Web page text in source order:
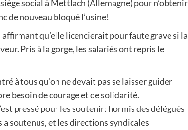
social à Mettlach (Allemagne) pour n’obtenir
de nouveau bloqué l’usine!
qu’elle licencierait pour faute grave si la
Pris à la gorge, les salariés ont repris le
à tous qu’on ne devait pas se laisser guider
besoin de courage et de solidarité.
pressé pour les soutenir: hormis des délégués
soutenus, et les directions syndicales